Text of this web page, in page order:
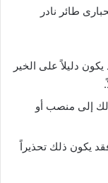
طائر نادر
دليلاً على الخير
إلى منصب أو
يكون ذلك تحذيراً